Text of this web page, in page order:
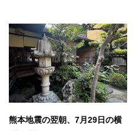
熊本地震の翌朝、7月29日の横